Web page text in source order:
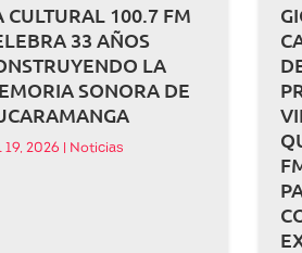
CULTURAL 100.7 FM
33 AÑOS
LA
SONORA DE
19, 2026 Noticias